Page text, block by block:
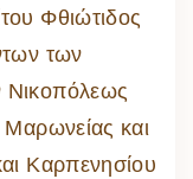
Φθιώτιδος
των
Νικοπόλεως
και
Καρπενησίου